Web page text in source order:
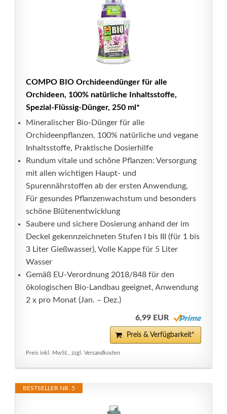
COMPO BIO Orchideendünger für alle
Orchideen, 100% natürliche Inhaltsstoffe,
Spezial-Flüssig-Dünger, 250 ml*
Mineralischer Bio-Dünger für alle
Orchideenpflanzen, 100% natürliche und vegane
Inhaltsstoffe, Praktische Dosierhilfe
Rundum vitale und schöne Pflanzen: Versorgung
mit allen wichtigen Haupt- und
Spurennährstoffen ab der ersten Anwendung,
Für gesundes Pflanzenwachstum und besonders
schöne Blütenentwicklung
Saubere und sichere Dosierung anhand der im
Deckel gekennzeichneten Stufen I bis III (für 1 bis
3 Liter Gießwasser), Volle Kappe für 5 Liter
Wasser
Gemäß EU-Verordnung 2018/848 für den
ökologischen Bio-Landbau geeignet, Anwendung
2 x pro Monat (Jan. – Dez.)
6,99 EUR
Preis & Verfügbarkeit*
Preis inkl. MwSt., zzgl. Versandkosten
BESTSELLER NR. 5